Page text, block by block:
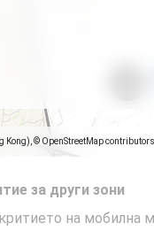
Kong), © OpenStreetMap
за други зони
на мобилна